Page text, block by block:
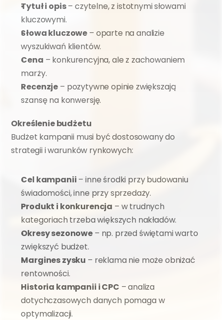
Tytuł i opis – czytelne, z istotnymi słowami
kluczowymi.
Słowa kluczowe – oparte na analizie
wyszukiwań klientów.
Cena – konkurencyjna, ale z zachowaniem
marży.
Recenzje – pozytywne opinie zwiększają
szansę na konwersję.
Określenie budżetu
Budżet kampanii musi być dostosowany do
strategii i warunków rynkowych:
Cel kampanii – inne środki przy budowaniu
świadomości, inne przy sprzedaży.
Produkt i konkurencja – w trudnych
kategoriach trzeba większych nakładów.
Okresy sezonowe – np. przed świętami warto
zwiększyć budżet.
Margines zysku – reklama nie może obniżać
rentowności.
Historia kampanii i CPC – analiza
dotychczasowych danych pomaga w
optymalizacji.